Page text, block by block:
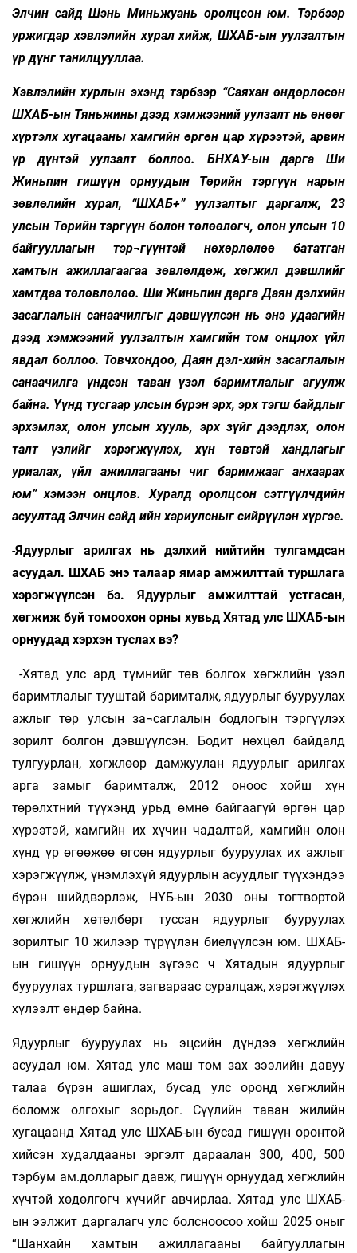
Элчин сайд Шэнь Миньжуань оролцсон юм. Тэрбээр
уржигдар хэвлэлийн хурал хийж, ШХАБ-ын уулзалтын
үр дүнг танилцууллаа.
Хэвлэлийн хурлын эхэнд тэрбээр “Саяхан өндөрлөсөн
ШХАБ-ын Тяньжины дээд хэмжээний уулзалт нь өнөөг
хүртэлх хугацааны хамгийн өргөн цар хүрээтэй, арвин
үр дүнтэй уулзалт боллоо. БНХАУ-ын дарга Ши
Жиньпин гишүүн орнуудын Төрийн тэргүүн нарын
зөвлөлийн хурал, “ШХАБ+” уулзалтыг даргалж, 23
улсын Төрийн тэргүүн болон төлөөлөгч, олон улсын 10
байгууллагын тэр¬гүүнтэй нөхөрлөлөө бататган
хамтын ажиллагаагаа зөвлөлдөж, хөгжил дэвшлийг
хамтдаа төлөвлөлөө. Ши Жиньпин дарга Даян дэлхийн
засаглалын санаачилгыг дэвшүүлсэн нь энэ удаагийн
дээд хэмжээний уулзалтын хамгийн том онцлох үйл
явдал боллоо. Товчхондоо, Даян дэл-хийн засаглалын
санаачилга үндсэн таван үзэл баримтлалыг агуулж
байна. Үүнд тусгаар улсын бүрэн эрх, эрх тэгш байдлыг
эрхэмлэх, олон улсын хууль, эрх зүйг дээдлэх, олон
талт үзлийг хэрэгжүүлэх, хүн төвтэй хандлагыг
уриалах, үйл ажиллагааны чиг баримжааг анхаарах
юм” хэмээн онцлов. Хуралд оролцсон сэтгүүлчдийн
асуултад Элчин сайд ийн хариулсныг сийрүүлэн хүргэе.
-Ядуурлыг арилгах нь дэлхий нийтийн тулгамдсан
асуудал. ШХАБ энэ талаар ямар амжилттай туршлага
хэрэгжүүлсэн бэ. Ядуурлыг амжилттай устгасан,
хөгжиж буй томоохон орны хувьд Хятад улс ШХАБ-ын
орнуудад хэрхэн туслах вэ?
-Хятад улс ард түмнийг төв болгох хөгжлийн үзэл
баримтлалыг тууштай баримталж, ядуурлыг бууруулах
ажлыг төр улсын за¬саглалын бодлогын тэргүүлэх
зорилт болгон дэвшүүлсэн. Бодит нөхцөл байдалд
тулгуурлан, хөгжлөөр дамжуулан ядуурлыг арилгах
арга замыг баримталж, 2012 оноос хойш хүн
төрөлхтний түүхэнд урьд өмнө байгаагүй өргөн цар
хүрээтэй, хамгийн их хүчин чадалтай, хамгийн олон
хүнд үр өгөөжөө өгсөн ядуурлыг бууруулах их ажлыг
хэрэгжүүлж, үнэмлэхүй ядуурлын асуудлыг түүхэндээ
бүрэн шийдвэрлэж, НҮБ-ын 2030 оны тогтвортой
хөгжлийн хөтөлбөрт туссан ядуурлыг бууруулах
зорилтыг 10 жилээр түрүүлэн биелүүлсэн юм. ШХАБ-
ын гишүүн орнуудын зүгээс ч Хятадын ядуурлыг
бууруулах туршлага, загвараас суралцаж, хэрэгжүүлэх
хүлээлт өндөр байна.
Ядуурлыг бууруулах нь эцсийн дүндээ хөгжлийн
асуудал юм. Хятад улс маш том зах зээлийн давуу
талаа бүрэн ашиглах, бусад улс оронд хөгжлийн
боломж олгохыг зорьдог. Сүүлийн таван жилийн
хугацаанд Хятад улс ШХАБ-ын бусад гишүүн оронтой
хийсэн худалдааны эргэлт дараалан 300, 400, 500
тэрбум ам.долларыг давж, гишүүн орнуудад хөгжлийн
хүчтэй хөдөлгөгч хүчийг авчирлаа. Хятад улс ШХАБ-
ын ээлжит даргалагч улс болсноосоо хойш 2025 оныг
“Шанхайн хамтын ажиллагааны байгууллагын